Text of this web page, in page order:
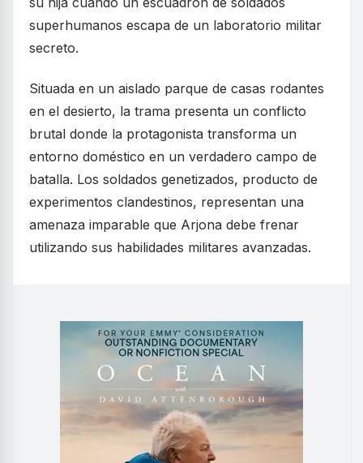
superhumanos escapa de un laboratorio militar
secreto.
Situada en un aislado parque de casas rodantes
en el desierto, la trama presenta un conflicto
brutal donde la protagonista transforma un
entorno doméstico en un verdadero campo de
batalla. Los soldados genetizados, producto de
experimentos clandestinos, representan una
amenaza imparable que Arjona debe frenar
utilizando sus habilidades militares avanzadas.